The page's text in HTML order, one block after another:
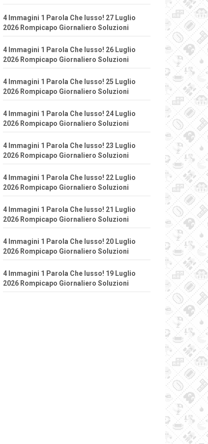
4 Immagini 1 Parola Che lusso! 27 Luglio
2026 Rompicapo Giornaliero Soluzioni
4 Immagini 1 Parola Che lusso! 26 Luglio
2026 Rompicapo Giornaliero Soluzioni
4 Immagini 1 Parola Che lusso! 25 Luglio
2026 Rompicapo Giornaliero Soluzioni
4 Immagini 1 Parola Che lusso! 24 Luglio
2026 Rompicapo Giornaliero Soluzioni
4 Immagini 1 Parola Che lusso! 23 Luglio
2026 Rompicapo Giornaliero Soluzioni
4 Immagini 1 Parola Che lusso! 22 Luglio
2026 Rompicapo Giornaliero Soluzioni
4 Immagini 1 Parola Che lusso! 21 Luglio
2026 Rompicapo Giornaliero Soluzioni
4 Immagini 1 Parola Che lusso! 20 Luglio
2026 Rompicapo Giornaliero Soluzioni
4 Immagini 1 Parola Che lusso! 19 Luglio
2026 Rompicapo Giornaliero Soluzioni